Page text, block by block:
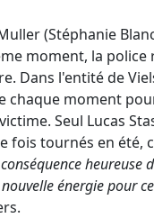
(Stéphanie
moment, la police
Dans l'entité de
moment
Seul Lucas
fois tournés en été,
heureuse
énergie pour